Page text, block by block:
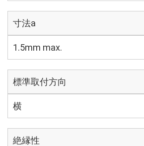
寸法a
1.5mm max.
標準取付方向
横
絶縁性